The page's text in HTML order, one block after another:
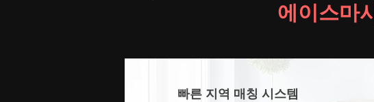
에이스마
빠른 지역 매칭 시스템